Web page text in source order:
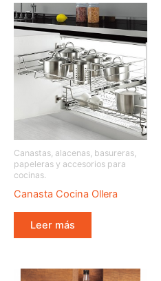
Canastas, alacenas, basureras,
papeleras y accesorios para
cocinas.
Canasta Cocina Ollera
Leer más